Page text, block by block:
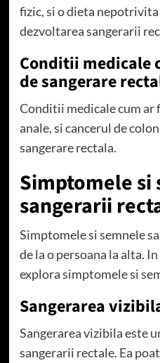
fizic, si o dieta
dezvoltarea sangerarii
Conditii medicale
de sangerare
Conditii medicale cum
anale, si cancerul de
sangerare rectala.
Simptomele si
sangerarii
Simptomele si semnele
de la o persoana la alta.
explora simptomele si
Sangerarea
Sangerarea vizibila este
sangerarii rectale. Ea